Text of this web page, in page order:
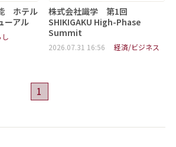
ホテル
ーアル
し
株式会社識学 第1回
SHIKIGAKU High-Phase
Summit
2026.07.31 16:56 経済/ビジネス
1